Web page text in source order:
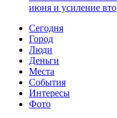
июня и усиление
Cегодня
Город
Люди
Деньги
Места
События
Интересы
Фото